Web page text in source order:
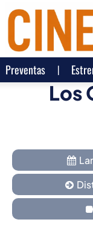
Preventas
Los